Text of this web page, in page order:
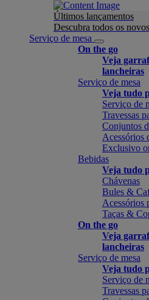
Últimos lançamentos
Descubra todos os
Serviço de mesa
On the go
Veja
lancheiras
Serviço de mesa
Veja tudo
Serviço de
Travessas
Conjuntos
Acessórios
Exclusivo
Bebidas
Veja tudo
Chávenas
Bules &
Acessórios
Taças &
On the go
Veja
lancheiras
Serviço de mesa
Veja tudo
Serviço de
Travessas